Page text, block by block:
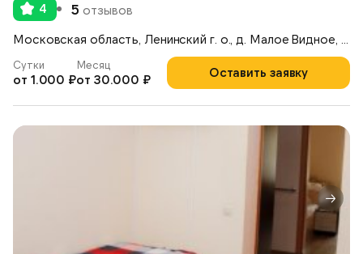
4 5 отзывов
Оставить заявку
Сутки
от 1.000 ₽
Месяц
от 30.000 ₽